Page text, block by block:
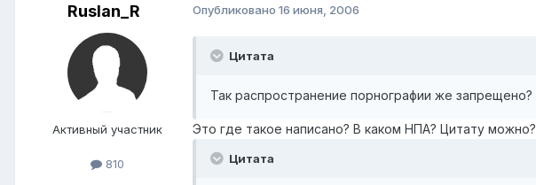
Ruslan_R
Активный участник
810
Опубликовано 16 июня, 2006
Цитата
Так распространение порнографии же запрещено?
Это где такое написано? В каком НПА? Цитату можно?
Цитата